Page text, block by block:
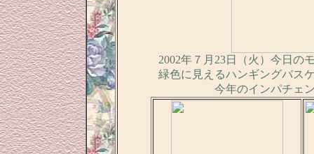
2002年７月23日（火）今日の
緑色に見えるハンギングバス
今年のインパチェ